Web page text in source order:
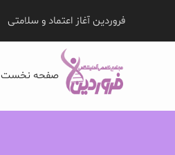
فروردین آغاز اعتماد و سلامتی
صفحه نخست